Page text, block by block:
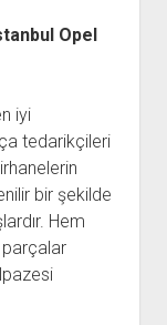
Opel
iyi
tedarikçileri
bir şekilde
Hem
parçalar